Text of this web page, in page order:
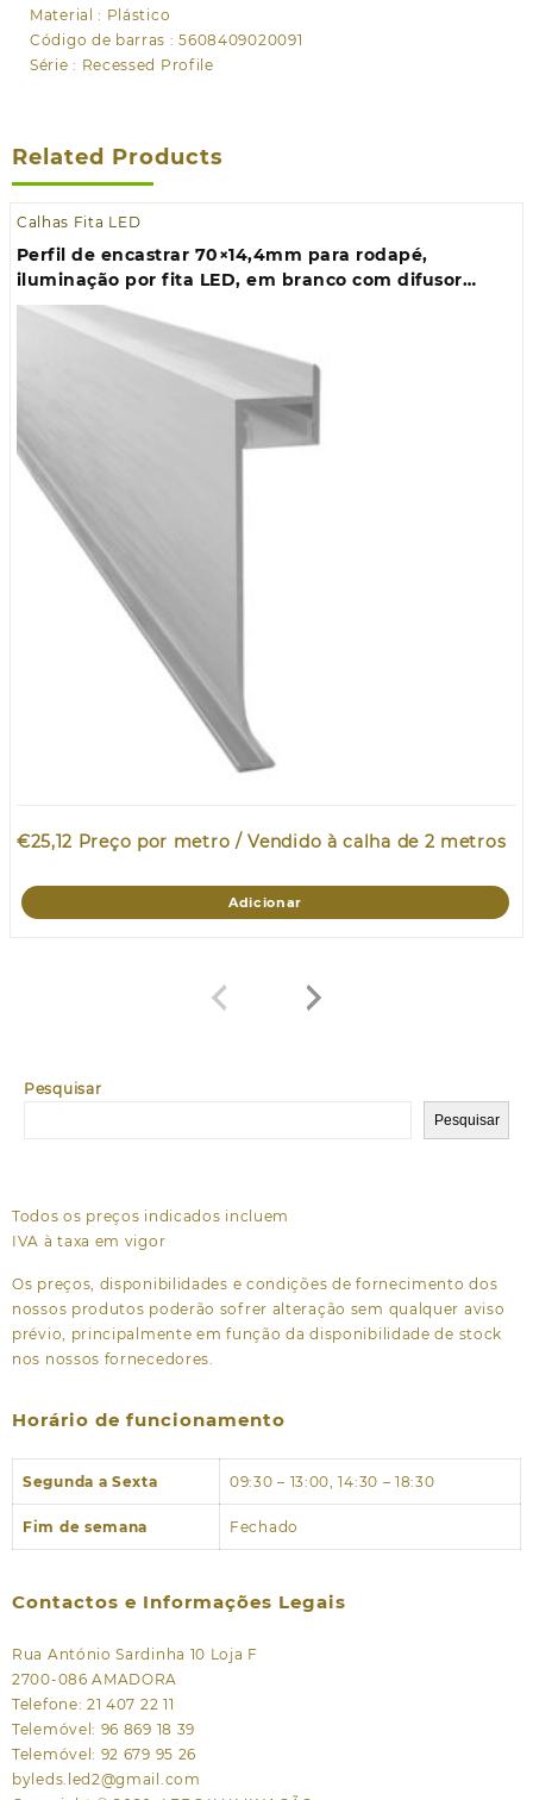
Pesquisar
Pesquisar
Material : Plástico
Código de barras : 5608409020091
Série : Recessed Profile
Related Products
Calhas Fita LED
Perfil de encastrar 70×14,4mm para rodapé,
iluminação por fita LED, em branco com difusor
opalino
€25,12 Preço por metro / Vendido à calha de 2 metros
Adicionar
Todos os preços indicados incluem
IVA à taxa em vigor
Os preços, disponibilidades e condições de fornecimento dos
nossos produtos poderão sofrer alteração sem qualquer aviso
prévio, principalmente em função da disponibilidade de stock
nos nossos fornecedores.
Horário de funcionamento
Segunda a Sexta 09:30 – 13:00, 14:30 – 18:30
Fim de semana Fechado
Contactos e Informações Legais
Rua António Sardinha 10 Loja F
2700-086 AMADORA
Telefone: 21 407 22 11
Telemóvel: 96 869 18 39
Telemóvel: 92 679 95 26
byleds.led2@gmail.com